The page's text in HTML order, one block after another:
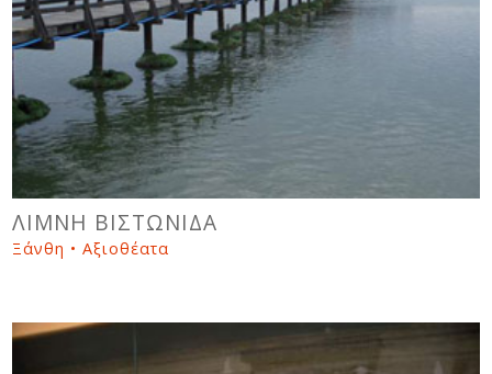
ΛΙΜΝΗ ΒΙΣΤΩΝΙΔΑ
Ξάνθη • Αξιοθέατα